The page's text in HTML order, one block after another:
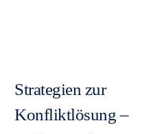
Strategien zur
Konfliktlösung –